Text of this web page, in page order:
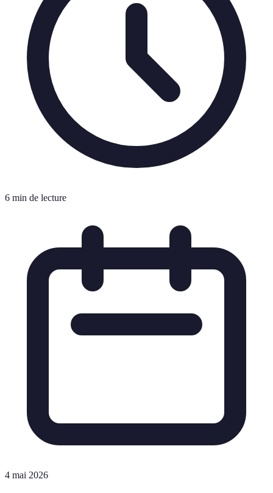
6 min de lecture
4 mai 2026